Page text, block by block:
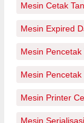
Mesin Cetak
Mesin Expired
Mesin Pencetak
Mesin
Mesin Printer
Mesin Serialisasi